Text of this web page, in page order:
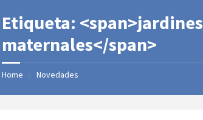
Etiqueta: <span>jardines
maternales</span>
Home Novedades